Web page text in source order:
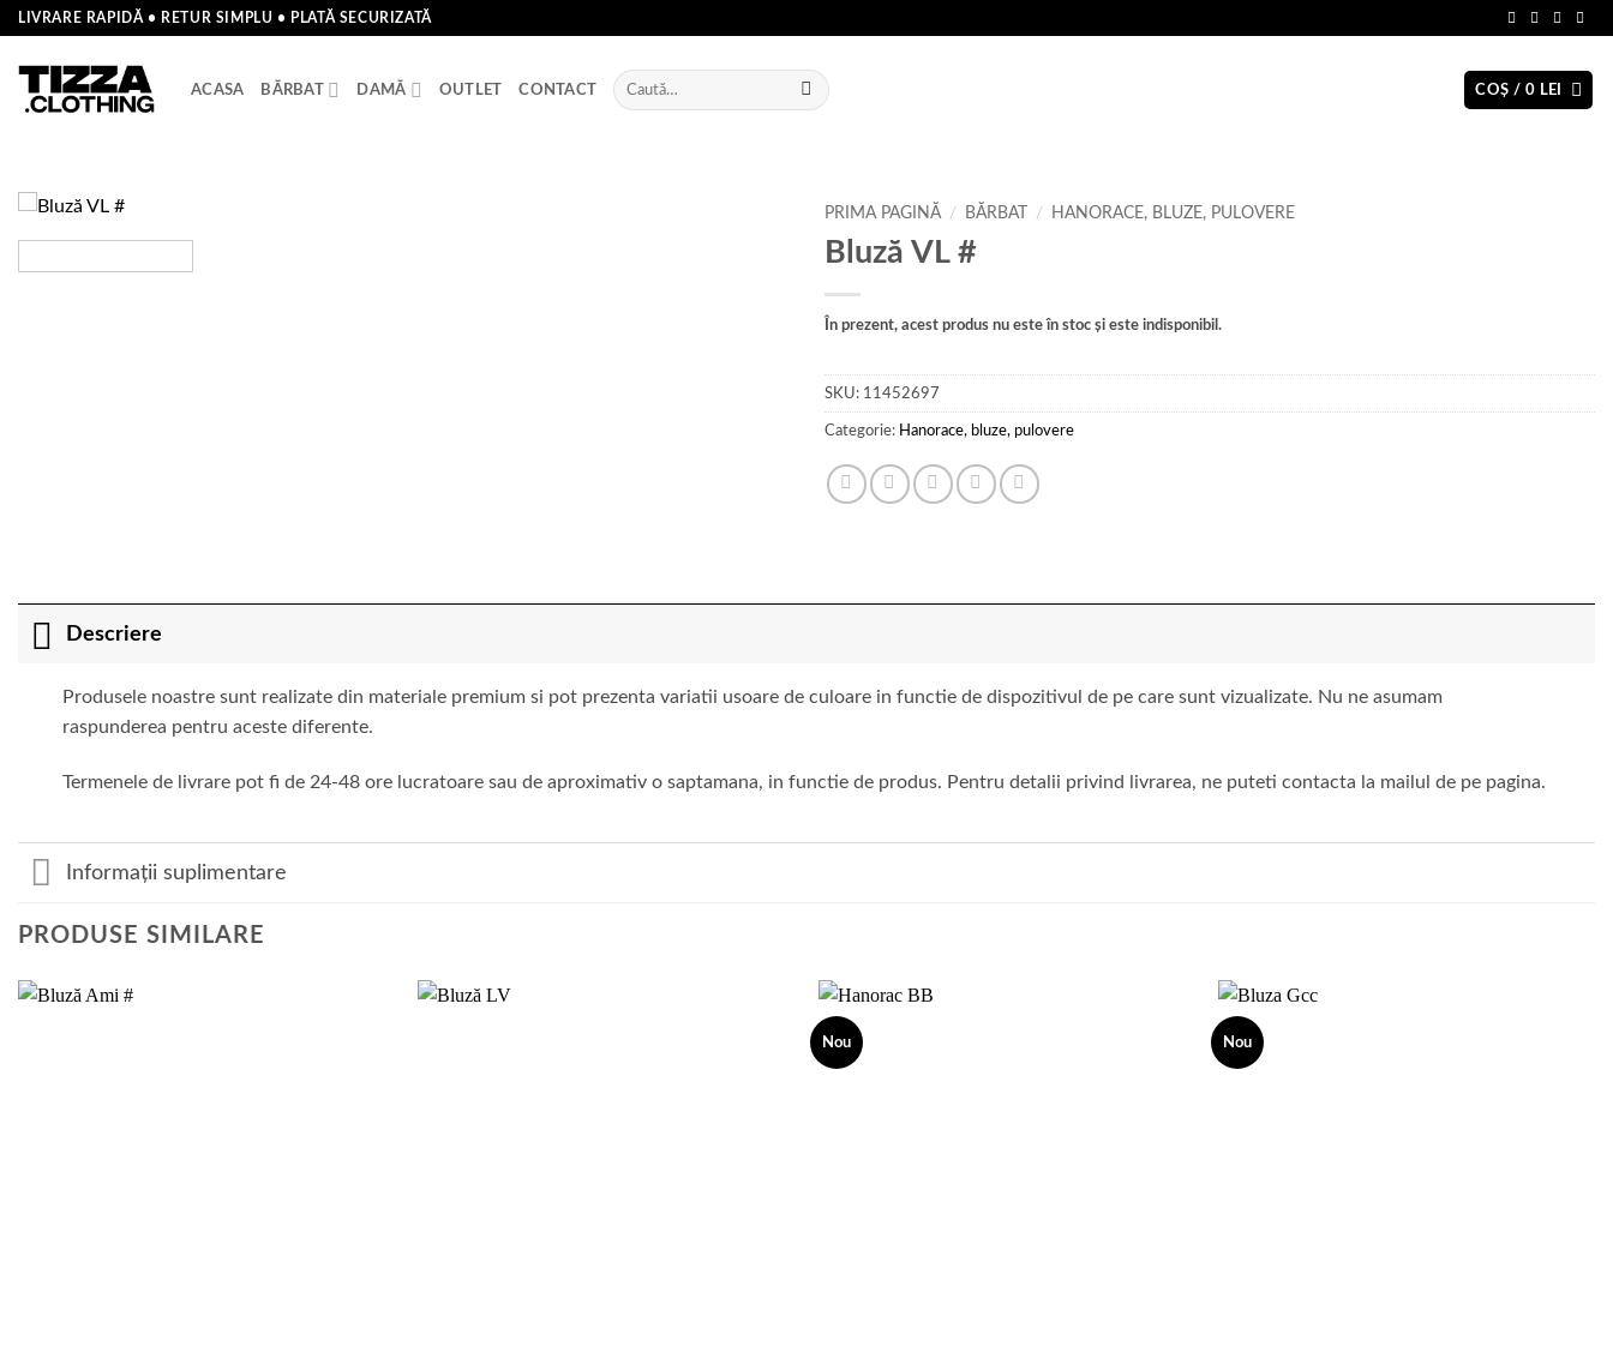
Skip
content
LIVRARE RAPIDĂ • RETUR SIMPLU • PLATĂ SECURIZATĂ
ACASA BĂRBAT DAMĂ OUTLET CONTACT
Caută
după:
COȘ / 0 LEI
PRIMA PAGINĂ / BĂRBAT / HANORACE, BLUZE, PULOVERE
Bluză VL #
În prezent, acest produs nu este în stoc și este indisponibil.
SKU: 11452697
Categorie: Hanorace, bluze, pulovere
Descriere
Produsele noastre sunt realizate din materiale premium si pot prezenta variatii usoare de culoare in functie de dispozitivul de pe care sunt vizualizate. Nu ne asumam
raspunderea pentru aceste diferente.
Termenele de livrare pot fi de 24-48 ore lucratoare sau de aproximativ o saptamana, in functie de produs. Pentru detalii privind livrarea, ne puteti contacta la mailul de pe pagina.
Informații suplimentare
PRODUSE SIMILARE
Nou Nou